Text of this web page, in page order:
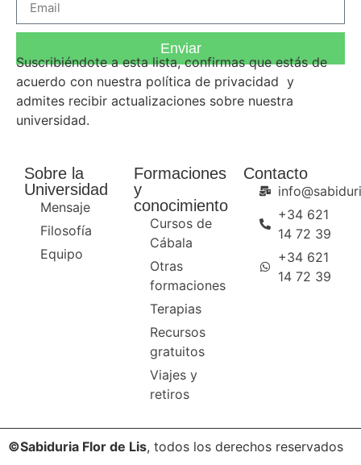
Enviar
Suscribiéndote a esta lista, confirmas que estás de
acuerdo con nuestra política de privacidad y
admites recibir actualizaciones sobre nuestra
universidad.
Sobre la
Universidad
Mensaje
Filosofía
Equipo
Formaciones
y
conocimiento
Cursos de
Cábala
Otras
formaciones
Terapias
Recursos
gratuitos
Viajes y
retiros
Contacto
+34 621
14 72 39
+34 621
14 72 39
©Sabiduria Flor de Lis, todos los derechos reservados